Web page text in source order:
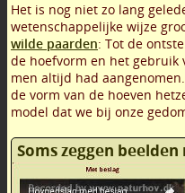
Het is nog niet zo lang
wetenschappelijke wijze
wilde paarden: Tot de
de hoefvorm en het gebruik
men altijd had
de vorm van de hoeven
model dat we bij onze
Soms zeggen